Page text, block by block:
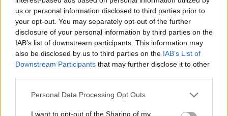
us or personal information disclosed to third parties prior to
your opt-out. You may separately opt-out of the further
disclosure of your personal information by third parties on the
IAB’s list of downstream participants. This information may
also be disclosed by us to third parties on the IAB’s List of
Downstream Participants that may further disclose it to other
Personal Data Processing Opt Outs
I want to opt-out of the Sharing of my
del Napoli. Gira tutto su di lui. Il gioco del Napoli, poi, è
cambiato rispetto al passato: ora si gioca sulle fasce per
effettuare dei cross per il centravanti e per i centrocampisti
che si inseriscono. Milan-Inter prima di Roma-Napoli? Una
doppia sfida importante, uno sgambetto del Milan nel derby
potrebbe lanciare il Napoli in caso di vittoria degli azzurri. La
Roma deve anche giocare in Europa League in settimana,
rispetto al Napoli".